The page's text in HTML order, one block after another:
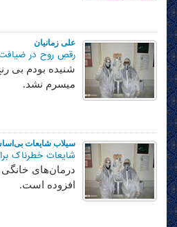
علی زمانیان
رقصِ روح در ضیافت
شنیده بودم بی
میسرم نشد.
سیلاب شایعات
شایعات خطرناک
درمان‌های خانگی
افزوده است.